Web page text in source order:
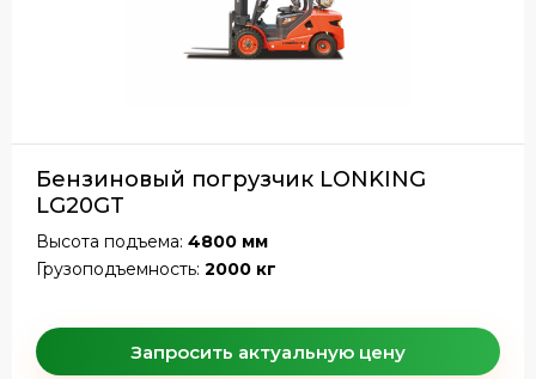
Бензиновый погрузчик LONKING
LG20GT
Высота подъема: 4800 мм
Грузоподъемность: 2000 кг
Запросить актуальную цену